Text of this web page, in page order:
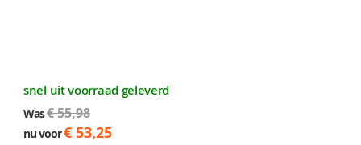
snel uit voorraad geleverd
Was€ 55,98
nu voor€ 53,25